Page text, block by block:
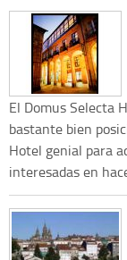
El Domus Selecta
bastante bien
Hotel genial para
interesadas en